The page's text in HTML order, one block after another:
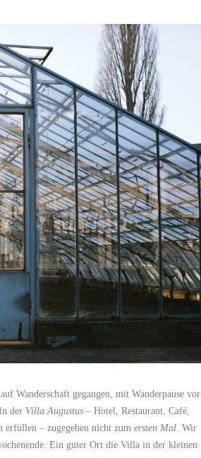
Wanderschaft gegangen, mit Wanderpause vor
der Villa Augustus – Hotel, Restaurant, Café,
erfüllen – zugegeben nicht zum ersten Mal . Wir
Ein guter Ort die Villa in der kleinen